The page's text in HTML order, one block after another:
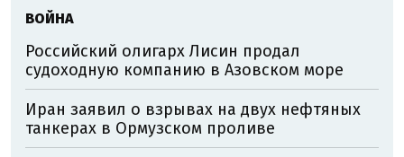
ВОЙНА
Российский олигарх Лисин продал
судоходную компанию в Азовском море
Иран заявил о взрывах на двух нефтяных
танкерах в Ормузском проливе